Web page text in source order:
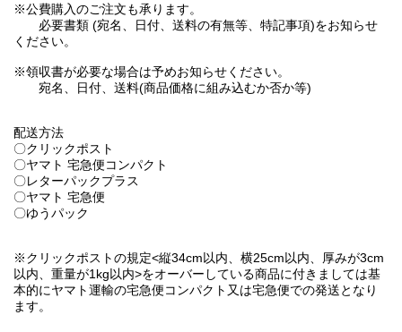
※公費購入のご注文も承ります。
必要書類 (宛名、日付、送料の有無等、特記事項)をお知らせ
ください。
※領収書が必要な場合は予めお知らせください。
宛名、日付、送料(商品価格に組み込むか否か等)
配送方法
〇クリックポスト
〇ヤマト 宅急便コンパクト
〇レターパックプラス
〇ヤマト 宅急便
〇ゆうパック
※クリックポストの規定<縦34cm以内、横25cm以内、厚みが3cm
以内、重量が1kg以内>をオーバーしている商品に付きましては基
本的にヤマト運輸の宅急便コンパクト又は宅急便での発送となり
ます。